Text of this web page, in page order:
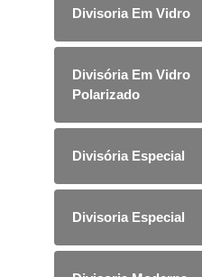
Divisoria Em Vidro
Divisória Em Vidro
Polarizado
Divisória Especial
Divisoria Especial